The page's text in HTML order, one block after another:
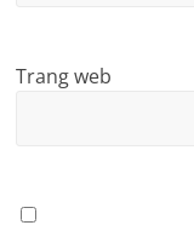
Trang web